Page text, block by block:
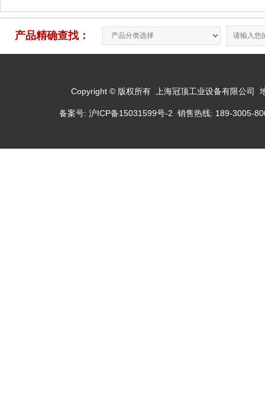
产品精确查找：
Copyright © 版权所有 上海冠顶工业设备有限公司
备案号: 沪ICP备15031599号-2 销售热线: 189-3005-